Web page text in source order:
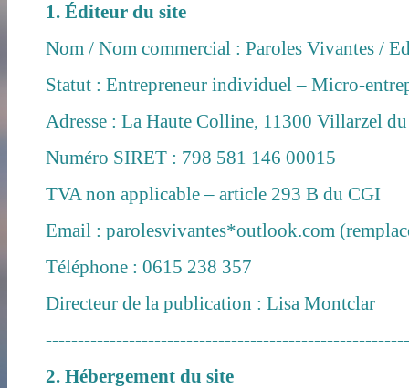
1. Éditeur du site
Nom / Nom commercial : Paroles Vivantes /
Statut : Entrepreneur individuel – Micro-
Adresse : La Haute Colline, 11300 Villarzel du
Numéro SIRET : 798 581 146 00015
TVA non applicable – article 293 B du CGI
Email : parolesvivantes*outlook.com
Téléphone : 0615 238 357
Directeur de la publication : Lisa Montclar
2. Hébergement du site